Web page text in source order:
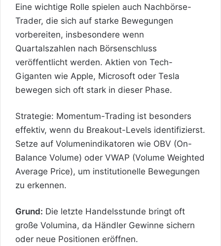
Eine wichtige Rolle spielen auch Nachbörse-
Trader, die sich auf starke Bewegungen
vorbereiten, insbesondere wenn
Quartalszahlen nach Börsenschluss
veröffentlicht werden. Aktien von Tech-
Giganten wie Apple, Microsoft oder Tesla
bewegen sich oft stark in dieser Phase.
Strategie: Momentum-Trading ist besonders
effektiv, wenn du Breakout-Levels identifizierst.
Setze auf Volumenindikatoren wie OBV (On-
Balance Volume) oder VWAP (Volume Weighted
Average Price), um institutionelle Bewegungen
zu erkennen.
Grund: Die letzte Handelsstunde bringt oft
große Volumina, da Händler Gewinne sichern
oder neue Positionen eröffnen.